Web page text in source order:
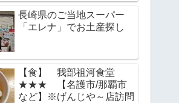
長崎県のご当地スーパー
「エレナ」でお土産探し
【食】 我部祖河食堂
★★★ 【名護市/那覇市
など】※げんじや～店訪問